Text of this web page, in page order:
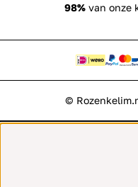
98%van onze
©